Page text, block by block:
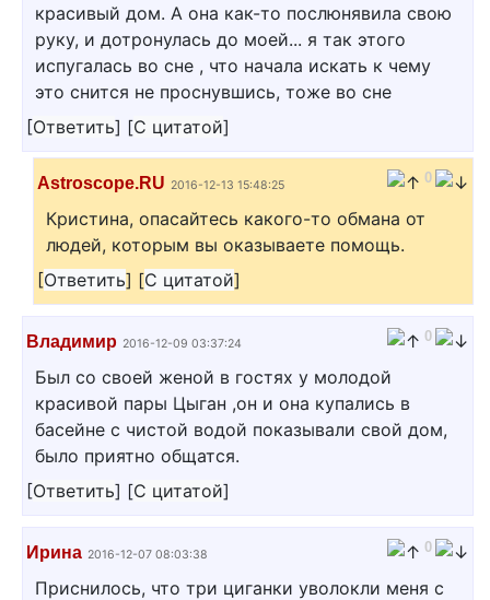
красивый дом. А она как-то послюнявила свою
руку, и дотронулась до моей... я так этого
испугалась во сне , что начала искать к чему
это снится не проснувшись, тоже во сне
[Ответить] [С цитатой]
Astroscope.RU 2016-12-13 15:48:25 0
Кристина, опасайтесь какого-то обмана от
людей, которым вы оказываете помощь.
[Ответить] [С цитатой]
Владимир 2016-12-09 03:37:24 0
Был со своей женой в гостях у молодой
красивой пары Цыган ,он и она купались в
басейне с чистой водой показывали свой дом,
было приятно общатся.
[Ответить] [С цитатой]
Ирина 2016-12-07 08:03:38 0
Приснилось, что три циганки уволокли меня с